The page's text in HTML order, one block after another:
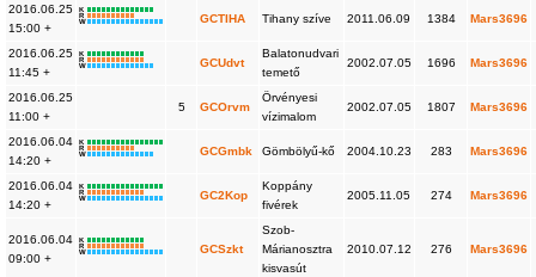
2016.06.25
15:00 +
K
R
W
GCTIHA Tihany szíve 2011.06.09 1384 Mars3696
2016.06.25
11:45 +
K
R
W
GCUdvt
Balatonudvari
temető
2002.07.05 1696 Mars3696
2016.06.25
11:00 +
5 GCOrvm
Örvényesi
vízimalom
2002.07.05 1807 Mars3696
2016.06.04
14:20 +
K
R
W
GCGmbk Gömbölyű-kő 2004.10.23 283 Mars3696
2016.06.04
14:20 +
K
R
W
GC2Kop
Koppány
fivérek
2005.11.05 274 Mars3696
2016.06.04
09:00 +
K
R
W
GCSzkt
Szob-
Márianosztra
kisvasút
2010.07.12 276 Mars3696